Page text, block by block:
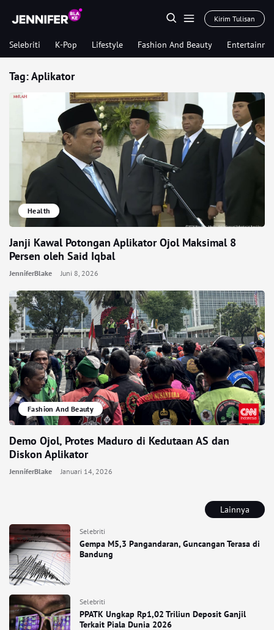
Kirim Tulisan
Selebriti K-Pop Lifestyle Fashion And Beauty
Lainnya
Selebriti
Gempa M5,3 Pangandaran, Guncangan Terasa di
Bandung
Selebriti
PPATK Ungkap Rp1,02 Triliun Deposit Ganjil
Terkait Piala Dunia 2026
Tag:Aplikator
Health
Janji Kawal Potongan Aplikator Ojol Maksimal 8
Persen oleh Said Iqbal
JenniferBlake Juni 8, 2026
Fashion And Beauty
Demo Ojol, Protes Maduro di Kedutaan AS dan
Diskon Aplikator
JenniferBlake Januari 14, 2026